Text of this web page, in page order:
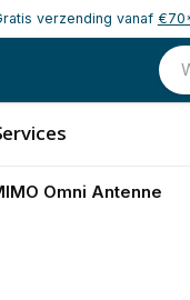
verzending vanaf
Omni Antenne